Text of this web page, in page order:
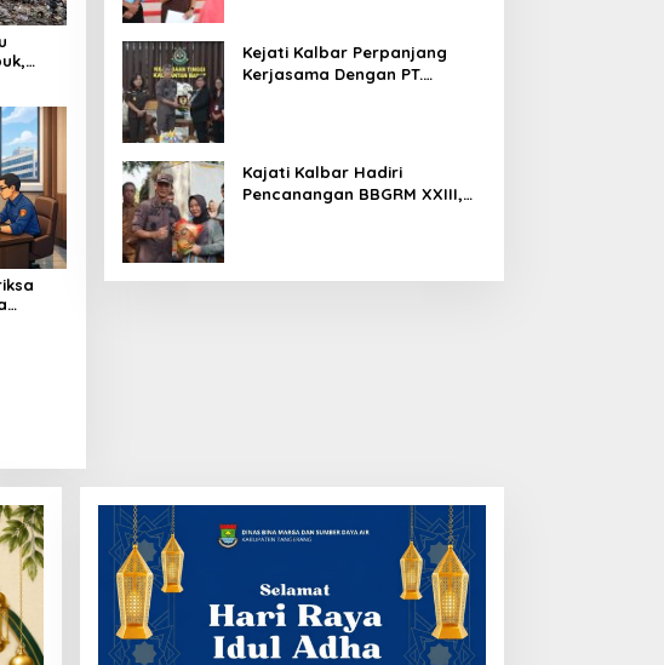
Kejati Kalbar Perpanjang
Kerjasama Dengan PT.
Kajati Kalbar Hadiri
Pencanangan BBGRM XXIII,